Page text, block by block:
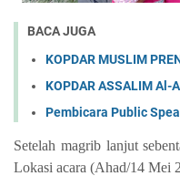
BACA JUGA
KOPDAR MUSLIM
KOPDAR ASSALIM Al-
Pembicara Public
Setelah magrib lanjut
Lokasi acara (Ahad/14 Mei